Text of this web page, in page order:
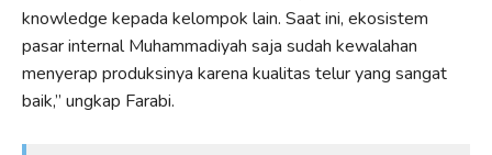
knowledge kepada kelompok lain. Saat ini, ekosistem
pasar internal Muhammadiyah saja sudah kewalahan
menyerap produksinya karena kualitas telur yang sangat
baik,” ungkap Farabi.